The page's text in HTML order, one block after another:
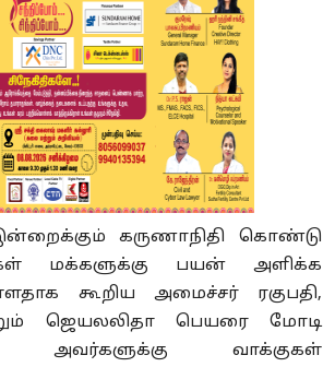
கருணாநிதி கொண்டு
மக்களுக்கு பயன் அளிக்க
கூறிய அமைச்சர் ரகுபதி,
ஜெயலலிதா பெயரை மோடி
அவர்களுக்கு வாக்குகள்